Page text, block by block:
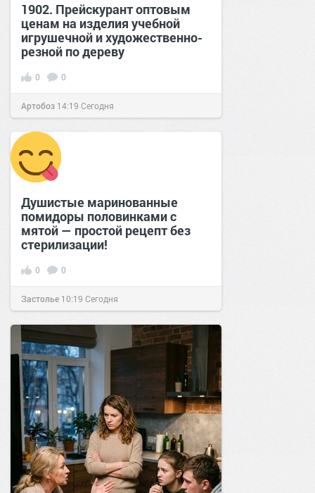
1902. Прейскурант оптовым
ценам на изделия учебной
игрушечной и художественно-
резной по дереву
0 0
Артобоз 14:19 Сегодня
Душистые маринованные
помидоры половинками с
мятой — простой рецепт без
стерилизации!
0 0
Застолье 10:19 Сегодня